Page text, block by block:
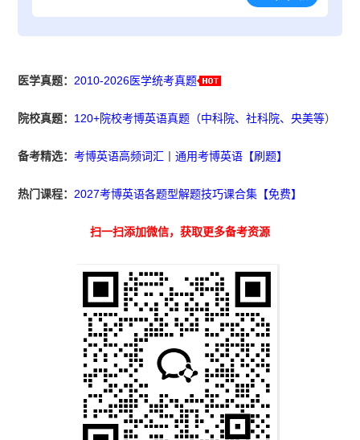
医学真题：2010-2026医学统考真题
院校真题： 120+院校考博英语真题（中科院、社科院、央美等）
备考精选：考博英语高频词汇 丨通用考博英语【刷题】
热门课程： 2027考博英语各题型解题技巧课合集【免费】
扫一扫添加微信，获取更多备考资源